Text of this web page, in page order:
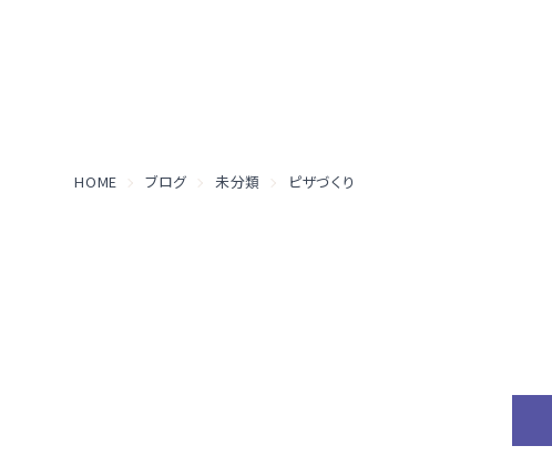
HOME ブログ 未分類 ピザづくり